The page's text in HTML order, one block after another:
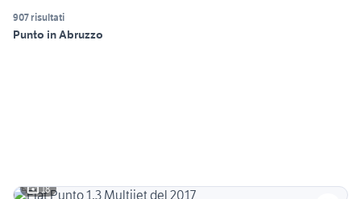
907 risultati
Punto in Abruzzo
18